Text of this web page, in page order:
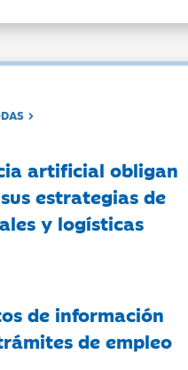
artificial obligan
estrategias de
y logísticas
de información
de empleo